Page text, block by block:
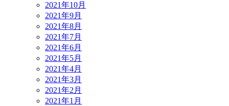
2021年10月
2021年9月
2021年8月
2021年7月
2021年6月
2021年5月
2021年4月
2021年3月
2021年2月
2021年1月